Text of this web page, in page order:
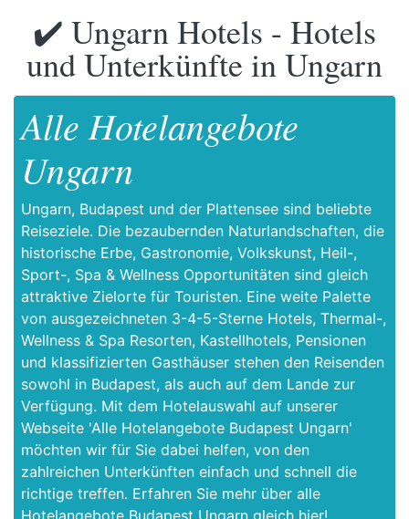
✔️ Ungarn Hotels - Hotels
und Unterkünfte in Ungarn
Alle Hotelangebote
Ungarn
Ungarn, Budapest und der Plattensee sind beliebte
Reiseziele. Die bezaubernden Naturlandschaften, die
historische Erbe, Gastronomie, Volkskunst, Heil-,
Sport-, Spa & Wellness Opportunitäten sind gleich
attraktive Zielorte für Touristen. Eine weite Palette
von ausgezeichneten 3-4-5-Sterne Hotels, Thermal-,
Wellness & Spa Resorten, Kastellhotels, Pensionen
und klassifizierten Gasthäuser stehen den Reisenden
sowohl in Budapest, als auch auf dem Lande zur
Verfügung. Mit dem Hotelauswahl auf unserer
Webseite 'Alle Hotelangebote Budapest Ungarn'
möchten wir für Sie dabei helfen, von den
zahlreichen Unterkünften einfach und schnell die
richtige treffen. Erfahren Sie mehr über alle
Hotelangebote Budapest Ungarn gleich hier!